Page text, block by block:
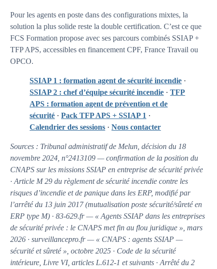
Pour les agents en poste dans des configurations mixtes, la
solution la plus solide reste la double certification. C’est ce que
FCS Formation propose avec ses parcours combinés SSIAP +
TFP APS, accessibles en financement CPF, France Travail ou
OPCO.
SSIAP 1 : formation agent de sécurité incendie ·
SSIAP 2 : chef d’équipe sécurité incendie ·TFP
APS : formation agent de prévention et de
sécurité ·Pack TFP APS + SSIAP 1 ·
Calendrier des sessions ·Nous contacter
Sources : Tribunal administratif de Melun, décision du 18
novembre 2024, n°2413109 — confirmation de la position du
CNAPS sur les missions SSIAP en entreprise de sécurité privée
· Article M 29 du règlement de sécurité incendie contre les
risques d’incendie et de panique dans les ERP, modifié par
l’arrêté du 13 juin 2017 (mutualisation poste sécurité/sûreté en
ERP type M) · 83-629.fr — « Agents SSIAP dans les entreprises
de sécurité privée : le CNAPS met fin au flou juridique », mars
2026 · surveillancepro.fr — « CNAPS : agents SSIAP —
sécurité et sûreté », octobre 2025 · Code de la sécurité
intérieure, Livre VI, articles L.612-1 et suivants · Arrêté du 2